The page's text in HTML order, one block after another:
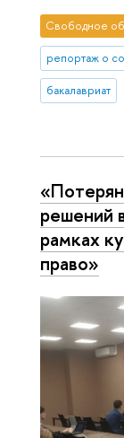
Свободное
репортаж о
бакалавриат
решений
рамках
право»